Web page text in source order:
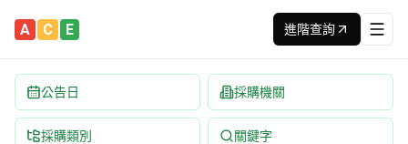
A C E 進階查詢
公告日 採購機關
採購類別 關鍵字